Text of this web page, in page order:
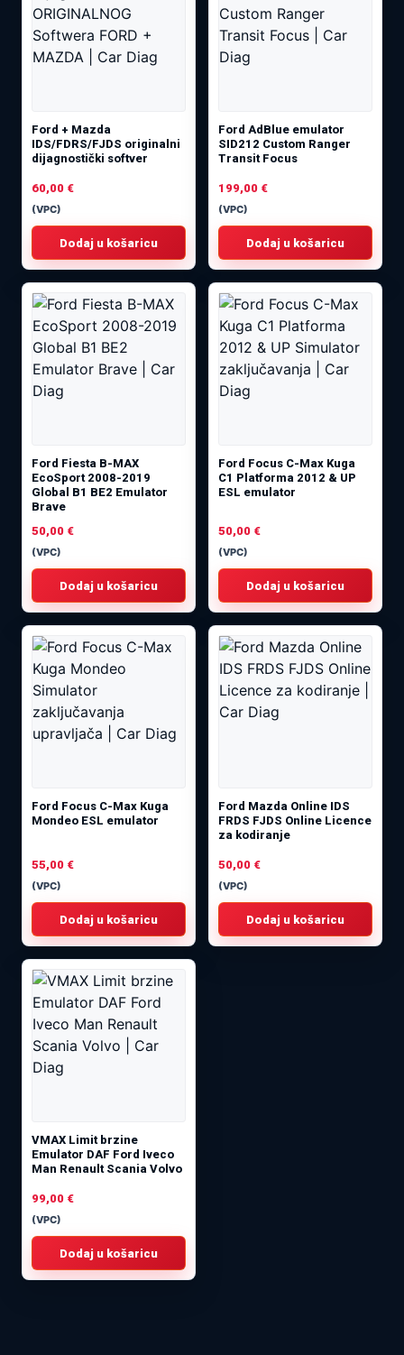
Ford + Mazda
IDS/FDRS/FJDS originalni
dijagnostički softver
60,00 €
(VPC)
Dodaj u košaricu
Ford AdBlue emulator
SID212 Custom Ranger
Transit Focus
199,00 €
(VPC)
Dodaj u košaricu
Ford Fiesta B-MAX
EcoSport 2008-2019
Global B1 BE2 Emulator
Brave
50,00 €
(VPC)
Dodaj u košaricu
Ford Focus C-Max Kuga
C1 Platforma 2012 & UP
ESL emulator
50,00 €
(VPC)
Dodaj u košaricu
Ford Focus C-Max Kuga
Mondeo ESL emulator
55,00 €
(VPC)
Dodaj u košaricu
Ford Mazda Online IDS
FRDS FJDS Online Licence
za kodiranje
50,00 €
(VPC)
Dodaj u košaricu
VMAX ​​Limit brzine
Emulator DAF Ford Iveco
Man Renault Scania Volvo
99,00 €
(VPC)
Dodaj u košaricu